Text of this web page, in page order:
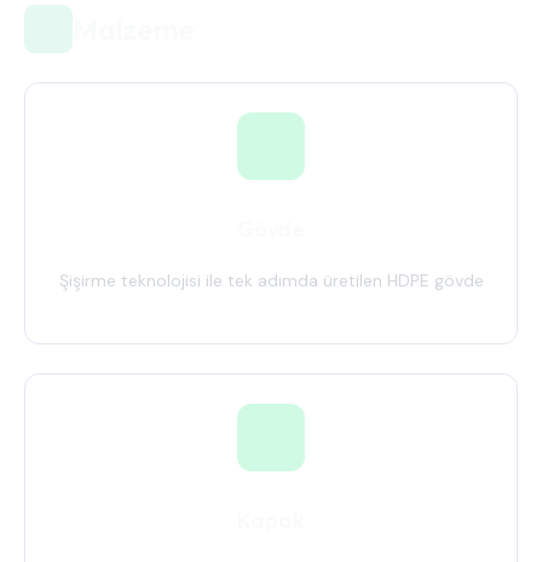
Şişirme teknolojisi ile tek adımda üretilen HDPE gövde